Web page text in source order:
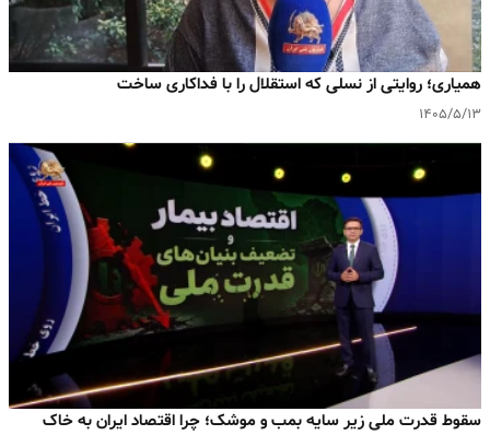
همیاری؛ روایتی از نسلی که استقلال را با فداکاری ساخت
۱۴۰۵/۵/۱۳
سقوط قدرت ملی زیر سایه بمب و موشک؛ چرا اقتصاد ایران به خاک